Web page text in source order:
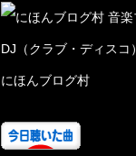
にほんブログ村